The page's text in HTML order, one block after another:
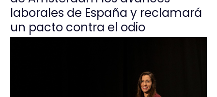
laborales de España y reclamará
un pacto contra el odio